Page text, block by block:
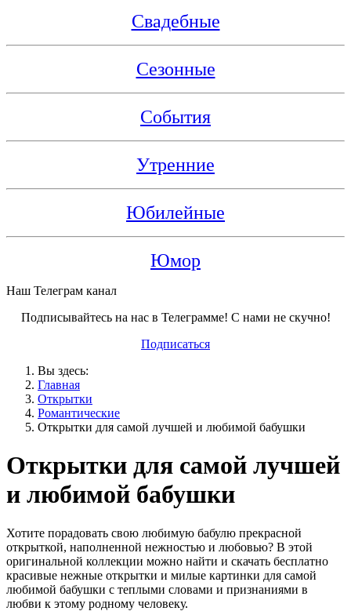
Свадебные
Сезонные
События
Утренние
Юбилейные
Юмор
Наш Телеграм канал
Подписывайтесь на нас в Телеграмме! С нами не скучно!
Подписаться
Вы здесь:
Главная
Открытки
Романтические
Открытки для самой лучшей и любимой бабушки
Открытки для самой лучшей
и любимой бабушки
Хотите порадовать свою любимую бабулю прекрасной
открыткой, наполненной нежностью и любовью? В этой
оригинальной коллекции можно найти и скачать бесплатно
красивые нежные открытки и милые картинки для самой
любимой бабушки с теплыми словами и признаниями в
любви к этому родному человеку.